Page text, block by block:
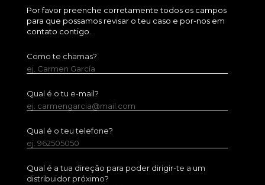
Por favor preenche corretamente todos os campos
para que possamos revisar o teu caso e por-nos em
contato contigo.
Como te chamas?
ej. Carmen García
Qual é o tu e-mail?
ej. carmengarcia@mail.com
Qual é o teu telefone?
ej. 962505050
Qual é a tua direção para poder dirigir-te a um
distribuidor próximo?